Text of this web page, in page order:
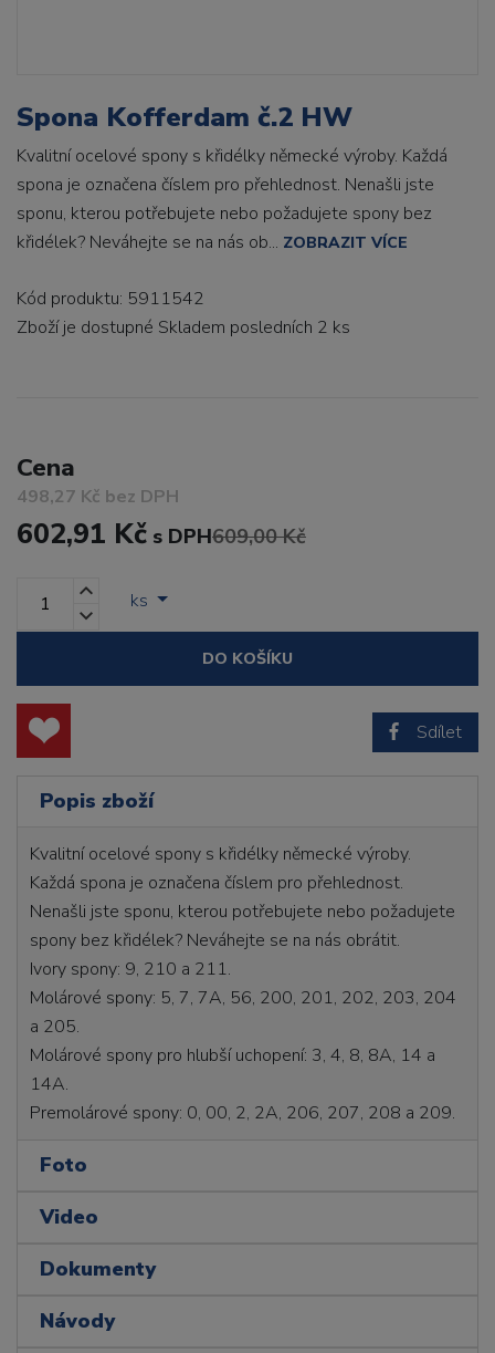
Spona Kofferdam č.2 HW
Kvalitní ocelové spony s křidélky německé výroby. Každá
spona je označena číslem pro přehlednost. Nenašli jste
sponu, kterou potřebujete nebo požadujete spony bez
křidélek? Neváhejte se na nás ob... ZOBRAZIT VÍCE
Kód produktu: 5911542
Zboží je dostupné Skladem posledních 2 ks
Cena
498,27 Kč bez DPH
602,91 Kč s DPH609,00 Kč
ks
DO KOŠÍKU
Sdílet
Popis zboží
Kvalitní ocelové spony s křidélky německé výroby.
Každá spona je označena číslem pro přehlednost.
Nenašli jste sponu, kterou potřebujete nebo požadujete
spony bez křidélek? Neváhejte se na nás obrátit.
Ivory spony: 9, 210 a 211.
Molárové spony: 5, 7, 7A, 56, 200, 201, 202, 203, 204
a 205.
Molárové spony pro hlubší uchopení: 3, 4, 8, 8A, 14 a
14A.
Premolárové spony: 0, 00, 2, 2A, 206, 207, 208 a 209.
Foto
Video
Dokumenty
Návody